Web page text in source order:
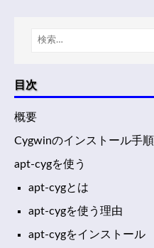
目次
概要
Cygwinのインストール手順
apt-cygを使う
apt-cygとは
apt-cygを使う理由
apt-cygをインストール